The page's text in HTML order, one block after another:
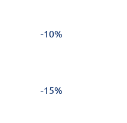
-10%
-15%